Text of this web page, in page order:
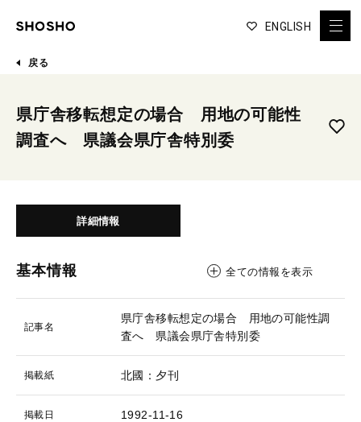
ENGLISH
戻る
県庁舎移転想定の場合 用地の可能性
調査へ 県議会県庁舎特別委
詳細情報
基本情報 全ての情報を表示
記事名
県庁舎移転想定の場合 用地の可能性調
査へ 県議会県庁舎特別委
掲載紙 北國：夕刊
掲載日 1992-11-16